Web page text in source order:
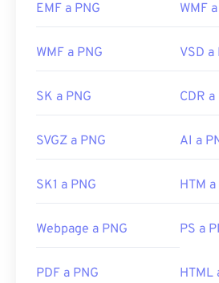
EMF a PNG WMF
WMF a PNG VSD a
SK a PNG CDR a
SVGZ a PNG AI a
SK1 a PNG HTM a
Webpage a PNG PS a
PDF a PNG HTML